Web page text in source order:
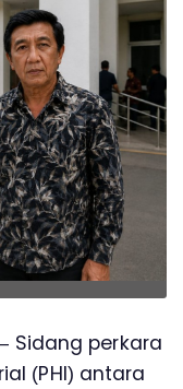
Sidang perkara
(PHI) antara